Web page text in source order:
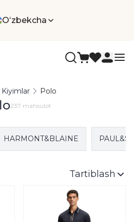
Oʻzbekcha
Kiyimlar Polo
237 mahsulot
HARMONT&BLAINE
Tartiblash